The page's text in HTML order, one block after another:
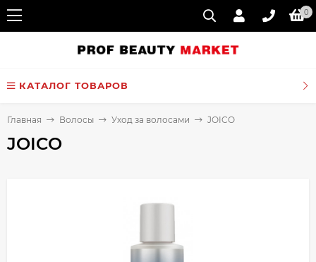
0
КАТАЛОГ ТОВАРОВ
Главная Волосы Уход за волосами JOICO
JOICO